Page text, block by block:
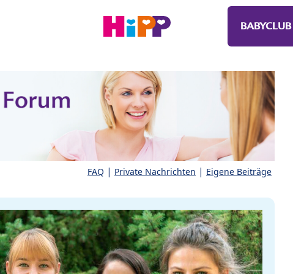
BABYCLUB
FAQ | Private Nachrichten | Eigene Beiträge